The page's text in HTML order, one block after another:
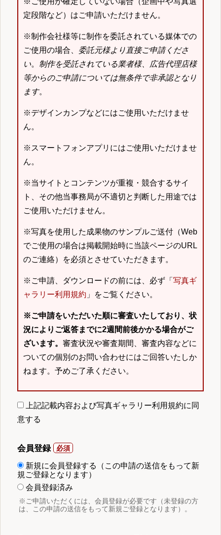
定段階など）はご申請いただけません。
※制作会社様等に制作を委託されている媒体での
ご使用の場合、 委託元様より直接ご申請くださ
い。 制作を受託されている業者様、広告代理店様
等からのご申請については無条件で非承認となり
ます。
※デザインカンプなどにはご使用いただけませ
ん。
※スマートフォンアプリにはご使用いただけませ
ん。
※当サイトとコンテンツが重複・競合するサイ
ト、その他当事務局が不適切と判断した用途では
ご使用いただけません。
※写真を使用した成果物のサンプルご送付（Web
でご使用の場合は掲載開始時に当該ページのURL
のご連絡）を必須とさせていただきます。
※ご申請、ダウンロードの前には、必ず「 写真ギ
ャラリー利用規約 」をご覧ください。
※ご申請をいただいた順に審査いたしており、状
況によりご返答までに2週間前後かかる場合がご
ざいます。 審査状況や審査期間、審査内容などに
ついての個別のお問い合わせにはご回答いたしか
ねます。予めご了承ください。
上記記載内容および写真ギャラリー利用規約に同
意する
会員登録
新規に会員登録する（この申請の送信をもって新
規ご登録となります）
会員登録済み
※ご申請いただくには、会員登録が必要です（未登録の方
は、この申請の送信をもって新規ご登録となります）。